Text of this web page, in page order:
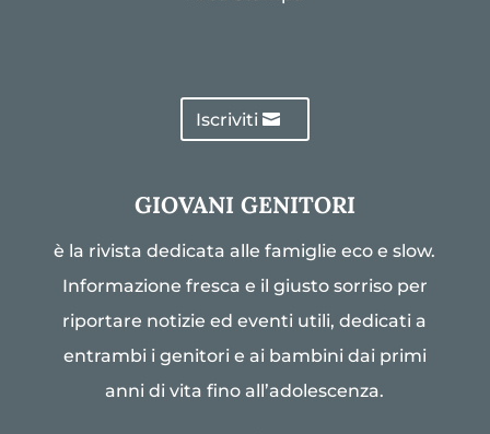
Iscriviti
GIOVANI GENITORI
è la rivista dedicata alle famiglie eco e slow.
Informazione fresca e il giusto sorriso per
riportare notizie ed eventi utili, dedicati a
entrambi i genitori e ai bambini dai primi
anni di vita fino all’adolescenza.